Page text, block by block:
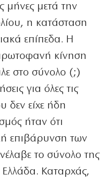
μήνες μετά την
η κατάσταση
επίπεδα. Η
κίνηση
στο σύνολο (;)
για όλες τις
δεν είχε ήδη
ήταν ότι
επιβάρυνση των
το σύνολο της
Καταρχάς,